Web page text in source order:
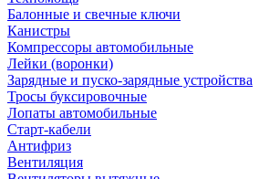
Балонные и свечные ключи
Канистры
Компрессоры автомобильные
Лейки (воронки)
Зарядные и пуско-зарядные устройства
Тросы буксировочные
Лопаты автомобильные
Старт-кабели
Антифриз
Вентиляция